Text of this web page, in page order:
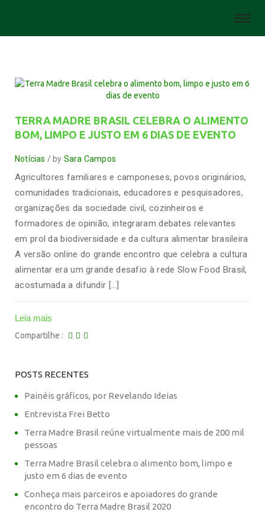
TERRA MADRE BRASIL CELEBRA O ALIMENTO
BOM, LIMPO E JUSTO EM 6 DIAS DE EVENTO
Notícias by Sara Campos
Agricultores familiares e camponeses, povos originários,
comunidades tradicionais, educadores e pesquisadores,
organizações da sociedade civil, cozinheiros e
formadores de opinião, integraram debates relevantes
em prol da biodiversidade e da cultura alimentar brasileira
A versão online do grande encontro que celebra a cultura
alimentar era um grande desafio à rede Slow Food Brasil,
acostumada a difundir […]
Leia mais
Compartilhe
POSTS RECENTES
Painéis gráficos, por Revelando Ideias
Entrevista Frei Betto
Terra Madre Brasil reúne virtualmente mais de 200 mil
pessoas
Terra Madre Brasil celebra o alimento bom, limpo e
justo em 6 dias de evento
Conheça mais parceiros e apoiadores do grande
encontro do Terra Madre Brasil 2020